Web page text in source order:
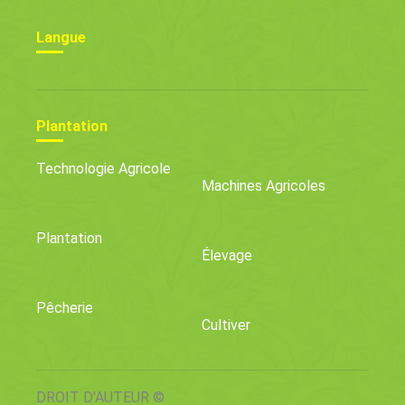
Langue
Plantation
Technologie Agricole
Machines Agricoles
Plantation
Élevage
Pêcherie
Cultiver
DROIT D'AUTEUR ©